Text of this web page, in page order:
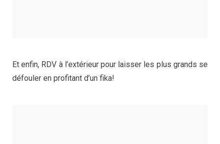
Et enfin, RDV à l’extérieur pour laisser les plus grands se
défouler en profitant d’un fika!